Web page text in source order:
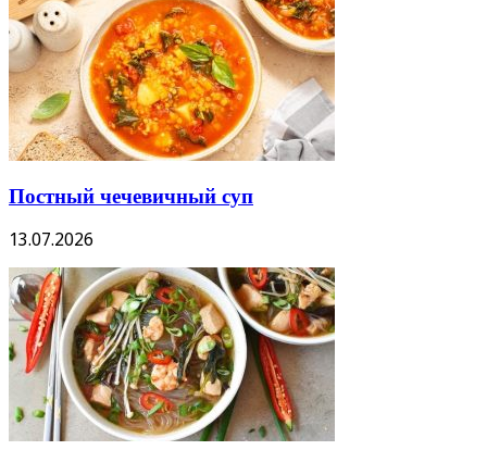
Постный чечевичный суп
13.07.2026